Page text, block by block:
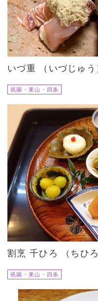
いづ重 （いづじゅう
祇園・東山・四条
割烹 千ひろ （ちひろ
祇園・東山・四条